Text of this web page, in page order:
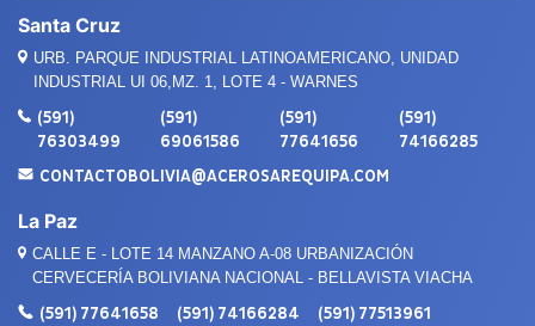
Santa Cruz
URB. PARQUE INDUSTRIAL LATINOAMERICANO, UNIDAD
INDUSTRIAL UI 06,MZ. 1, LOTE 4 - WARNES
(591)
76303499
(591)
69061586
(591)
77641656
(591)
74166285
CONTACTOBOLIVIA@ACEROSAREQUIPA.COM
La Paz
CALLE E - LOTE 14 MANZANO A-08 URBANIZACIÓN
CERVECERÍA BOLIVIANA NACIONAL - BELLAVISTA VIACHA
(591) 77641658 (591) 74166284 (591) 77513961